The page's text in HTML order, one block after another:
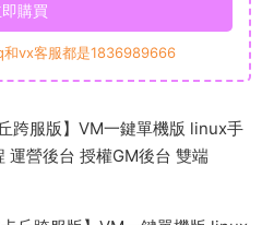
購買
和vx客服都是1836989666
跨服版】VM一鍵單機版 linux手
運營後台 授權GM後台 雙端